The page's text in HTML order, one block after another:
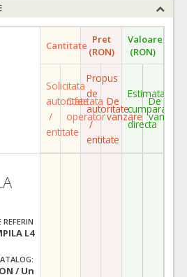
Cantitate Pret
(RON)
Valoare
(RON)
Solicitata
autoritate
/
entitate
Ofertata
operator
Propus
de
autoritate
/
entitate
De
vanzare
Estimata
cumparare
directa
De
vanzare
L4
/ Un